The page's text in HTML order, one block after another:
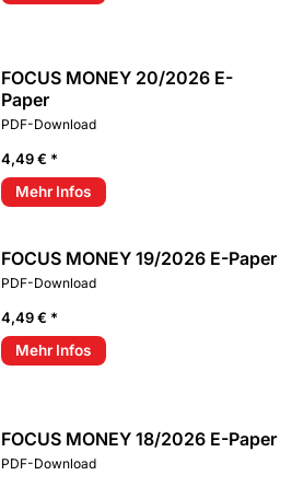
FOCUS MONEY 20/2026 E-
Paper
PDF-Download
4,49 € *
Mehr Infos
FOCUS MONEY 19/2026 E-Paper
PDF-Download
4,49 € *
Mehr Infos
FOCUS MONEY 18/2026 E-Paper
PDF-Download